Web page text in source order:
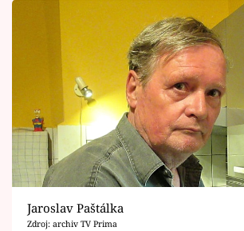
Jaroslav Paštálka
Zdroj: archiv TV Prima